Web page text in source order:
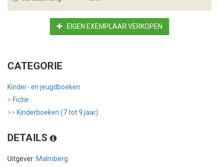
EIGEN EXEMPLAAR VERKOPEN
CATEGORIE
Kinder- en jeugdboeken
> Fictie
>> Kinderboeken (7 tot 9 jaar)
DETAILS
Uitgever: Malmberg